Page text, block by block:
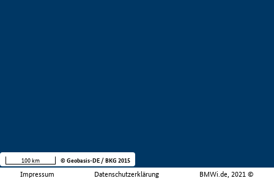
Impressum Datenschutzerklärung BMWi.de, 2021 ©
100 km © Geobasis-DE / BKG 2015